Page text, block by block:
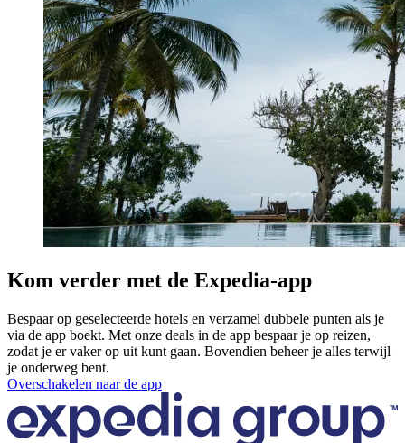
Kom verder met de Expedia-app
Bespaar op geselecteerde hotels en verzamel dubbele punten als je
via de app boekt. Met onze deals in de app bespaar je op reizen,
zodat je er vaker op uit kunt gaan. Bovendien beheer je alles terwijl
je onderweg bent.
Overschakelen naar de app